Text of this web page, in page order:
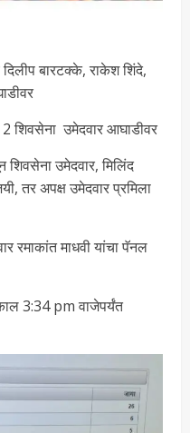
बारटक्के, राकेश शिंदे,
शिवसेना उमेदवार आघाडीवर
उमेदवार, मिलिंद
तर अपक्ष उमेदवार प्रमिला
रमाकांत माधवी यांचा पॅनल
3:34 pm वाजेपर्यंत